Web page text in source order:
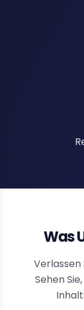
Was
Verlassen
Sehen